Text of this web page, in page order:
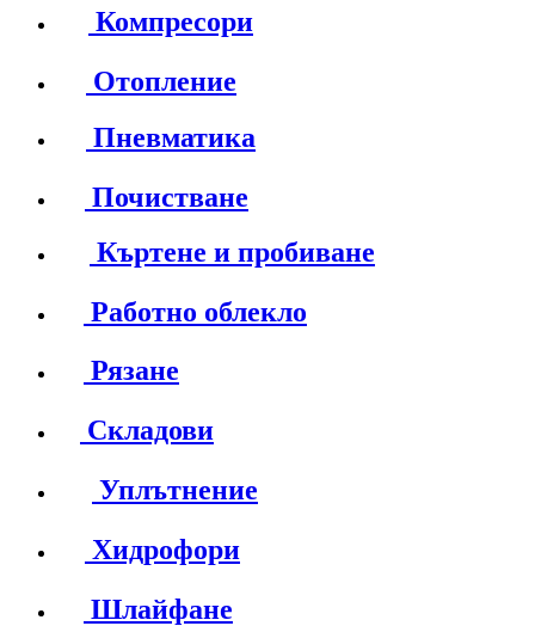
Компресори
Отопление
Пневматика
Почистване
Къртене и пробиване
Работно облекло
Рязане
Складови
Уплътнение
Хидрофори
Шлайфане